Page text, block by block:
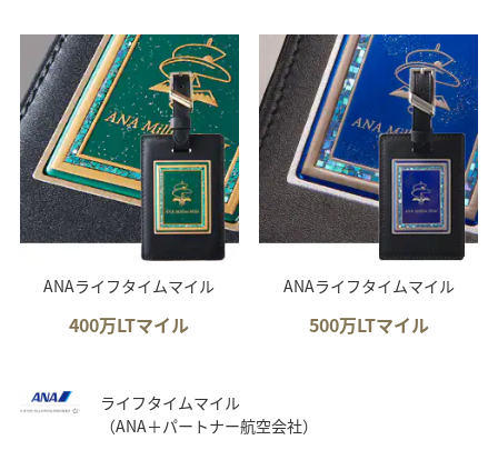
ANAライフタイムマイル
400万LTマイル
ANAライフタイムマイル
500万LTマイル
ライフタイムマイル
（ANA＋パートナー航空会社）